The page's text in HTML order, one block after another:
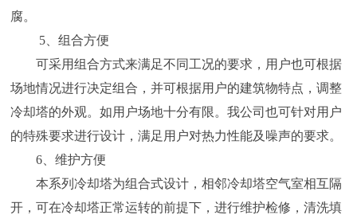
腐。
5、组合方便
可采用组合方式来满足不同工况的要求，用户也可根据
场地情况进行决定组合，并可根据用户的建筑物特点，调整
冷却塔的外观。如用户场地十分有限。我公司也可针对用户
的特殊要求进行设计，满足用户对热力性能及噪声的要求。
6、维护方便
本系列冷却塔为组合式设计，相邻冷却塔空气室相互隔
开，可在冷却塔正常运转的前提下，进行维护检修，清洗填